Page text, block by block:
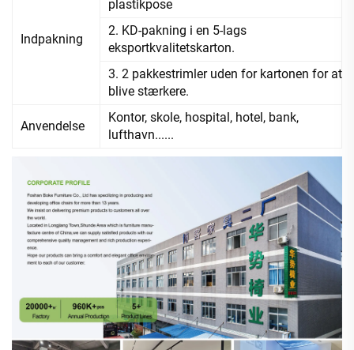
Indpakning
plastikpose
2. KD-pakning i en 5-lags
eksportkvalitetskarton.
3. 2 pakkestrimler uden for kartonen for at
blive stærkere.
Anvendelse
Kontor, skole, hospital, hotel, bank,
lufthavn......